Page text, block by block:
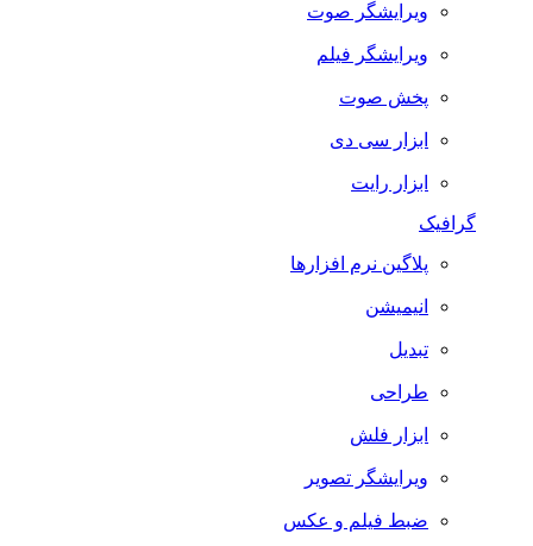
ویرایشگر صوت
ویرایشگر فیلم
پخش صوت
ابزار سی دی
ابزار رایت
گرافیک
پلاگین نرم افزارها
انیمیشن
تبدیل
طراحی
ابزار فلش
ویرایشگر تصویر
ضبط فيلم و عكس